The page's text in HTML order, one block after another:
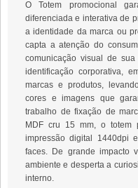
O Totem promocional
diferenciada e interativa de
a identidade da marca ou
capta a atenção do
comunicação visual de
identificação corporativa,
marcas e produtos,
cores e imagens que
trabalho de fixação de
MDF cru 15 mm, o totem
impressão digital 1440dpi
faces. De grande impacto
ambiente e desperta a
interno.